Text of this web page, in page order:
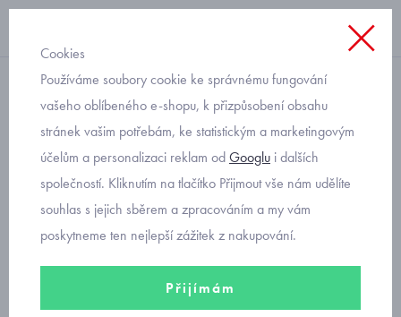
Úvod
Syntex
punčocháče
dívčí oblečení
Cookies
Používáme soubory cookie ke správnému fungování
vašeho oblíbeného e-shopu, k přizpůsobení obsahu
stránek vašim potřebám, ke statistickým a marketingovým
účelům a personalizaci reklam odGooglu i dalších
společností. Kliknutím na tlačítko Přijmout vše nám udělíte
souhlas s jejich sběrem a zpracováním a my vám
poskytneme ten nejlepší zážitek z nakupování.
Přijímám